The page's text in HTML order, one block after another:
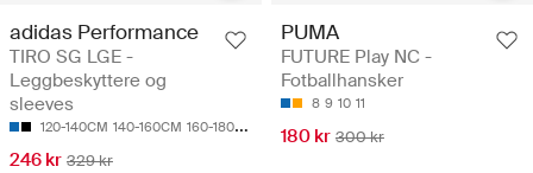
adidas Performance
TIRO SG LGE -
Leggbeskyttere og
sleeves
120-140CM 140-160CM 160-180CM 180-200CM
246 kr 329 kr
PUMA
FUTURE Play NC -
Fotballhansker
8 9 10 11
180 kr 300 kr